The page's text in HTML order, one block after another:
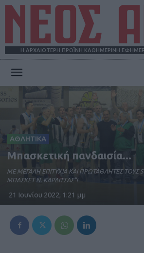
Η ΑΡΧΑΙΟΤΕΡΗ ΠΡΩΪΝΗ ΚΑΘΗΜΕΡΙΝΗ
ΑΓΩΝ
ΑΘΛΗΤΙΚΑ
Μπασκετική πανδαισία...
ME MΕΓΑΛΗ ΕΠΙΤΥΧΙΑ ΚΑΙ ΠΡΩΤΑΘΛΗΤΕΣ ΤΟΥΣ
ΜΠΑΣΚΕΤ Ν. ΚΑΡΔΙΤΣΑΣ"!
21 Ιουνίου 2022, 1:21 μμ